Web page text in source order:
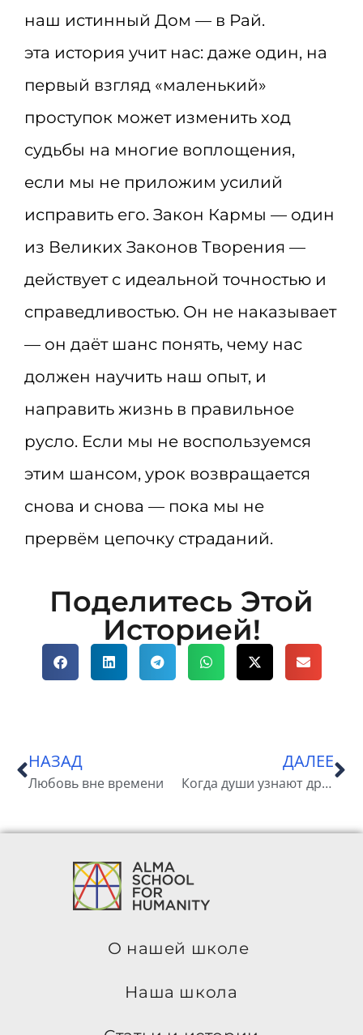
наш истинный Дом — в Рай.
эта история учит нас: даже один, на
первый взгляд «маленький»
проступок может изменить ход
судьбы на многие воплощения,
если мы не приложим усилий
исправить его. Закон Кармы — один
из Великих Законов Творения —
действует с идеальной точностью и
справедливостью. Он не наказывает
— он даёт шанс понять, чему нас
должен научить наш опыт, и
направить жизнь в правильное
русло. Если мы не воспользуемся
этим шансом, урок возвращается
снова и снова — пока мы не
прервём цепочку страданий.
Поделитесь Этой
Историей!
НАЗАД
Любовь вне времени
ДАЛЕЕ
Когда души узнают друг друга
О нашей школе
Наша школа